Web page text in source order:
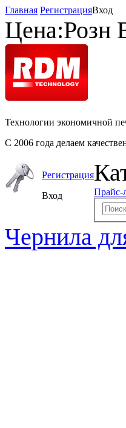
Главная РегистрацияВход
Цена:Розн
Технологии экономичной
С 2006 года делаем
Регистрация
Вход
Прайс-
Чернила